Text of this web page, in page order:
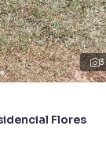
uma maior
e
3
Flores